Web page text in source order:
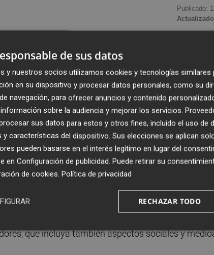
Publicado:
José Miguel Marín , y la presidenta de Thader,
el modelo deagriculturayganadería sostenible
que conserve los recursos naturales y que
de calidad y contribuir a la mejora económica de
reforzar laregulación del mercado
"en su conjunto", para lo cual hay que acabar
y que el valor creado se reparta de manera
que el valor se reparta de manera justa y
que incluya también aspectos sociales y
de sus datos
y nuestros socios utilizamos cookies y tecnologías similares
en su dispositivo y procesar datos personales, como su
navegación, para ofrecer anuncios y contenido
sobre la audiencia y mejorar los servicios.
sus datos para estos y otros fines, incluido el uso de
y características del dispositivo. Sus elecciones se aplican
pueden basarse en el interés legítimo en lugar del
en Configuración de publicidad. Puede retirar su
de cookies. Política de privacidad
RECHAZAR TODO